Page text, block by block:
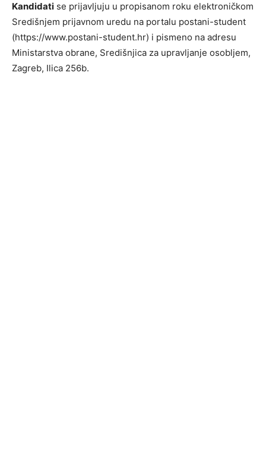
Kandidati se prijavljuju u propisanom roku elektroničkom
Središnjem prijavnom uredu na portalu postani-student
(https://www.postani-student.hr) i pismeno na adresu
Ministarstva obrane, Središnjica za upravljanje osobljem,
Zagreb, Ilica 256b.